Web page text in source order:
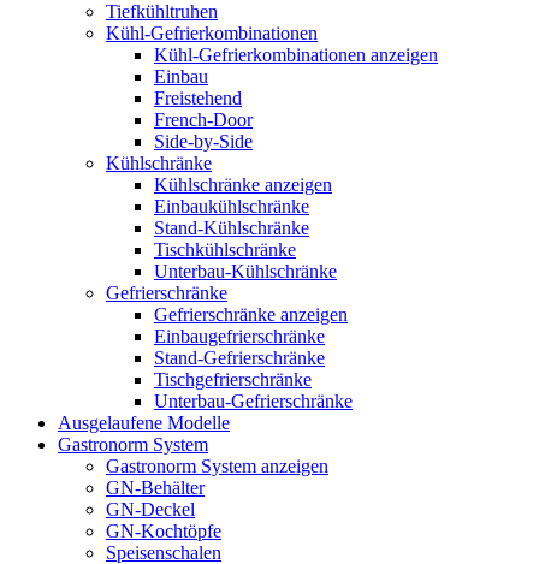
Tiefkühltruhen
Kühl-Gefrierkombinationen
Kühl-Gefrierkombinationen anzeigen
Einbau
Freistehend
French-Door
Side-by-Side
Kühlschränke
Kühlschränke anzeigen
Einbaukühlschränke
Stand-Kühlschränke
Tischkühlschränke
Unterbau-Kühlschränke
Gefrierschränke
Gefrierschränke anzeigen
Einbaugefrierschränke
Stand-Gefrierschränke
Tischgefrierschränke
Unterbau-Gefrierschränke
Ausgelaufene Modelle
Gastronorm System
Gastronorm System anzeigen
GN-Behälter
GN-Deckel
GN-Kochtöpfe
Speisenschalen